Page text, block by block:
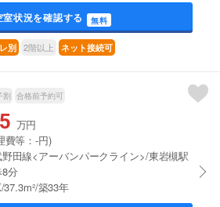
室状況を確認する 無料
別 2階以上 ネット接続可
割 合格前予約可
万円
費等：-円)
田線<アーバンパークライン>/東岩槻駅
分
37.3m²/築33年